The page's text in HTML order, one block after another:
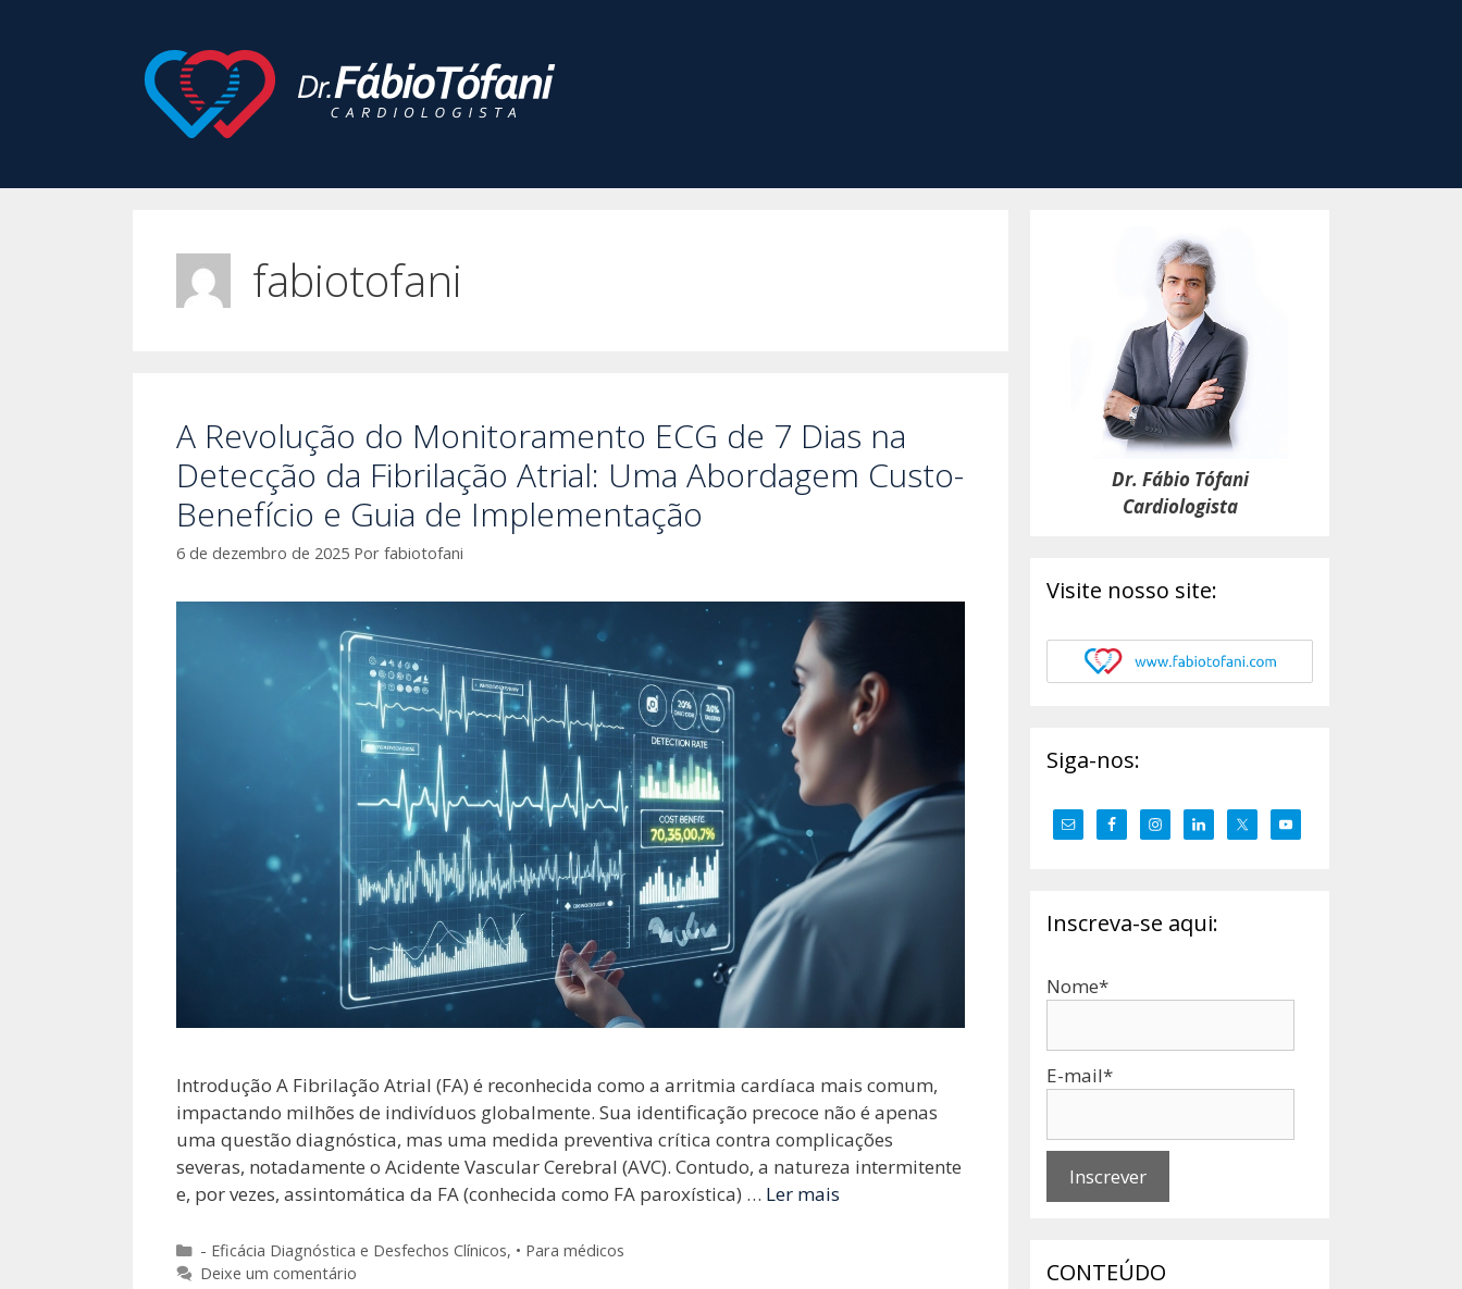
fabiotofani
A Revolução do Monitoramento ECG de 7 Dias na
Detecção da Fibrilação Atrial: Uma Abordagem Custo-
Benefício e Guia de Implementação
6 de dezembro de 2025 Por fabiotofani
Introdução A Fibrilação Atrial (FA) é reconhecida como a arritmia cardíaca mais comum,
impactando milhões de indivíduos globalmente. Sua identificação precoce não é apenas
uma questão diagnóstica, mas uma medida preventiva crítica contra complicações
severas, notadamente o Acidente Vascular Cerebral (AVC). Contudo, a natureza intermitente
e, por vezes, assintomática da FA (conhecida como FA paroxística) … Ler mais
Categorias
- Eficácia Diagnóstica e Desfechos Clínicos, • Para médicos
Deixe um comentário
Dr. Fábio Tófani
Cardiologista
Visite nosso site:
Siga-nos:
Inscreva-se aqui:
Nome*
E-mail*
CONTEÚDO